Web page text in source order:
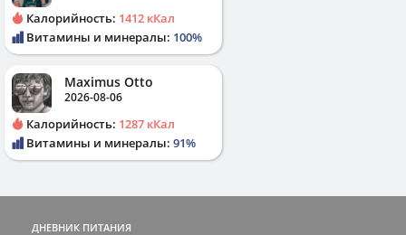
Калорийность: 1412 кКал
Витамины и минералы: 100%
Maximus Otto
2026-08-06
Калорийность: 1287 кКал
Витамины и минералы: 91%
ДНЕВНИК ПИТАНИЯ